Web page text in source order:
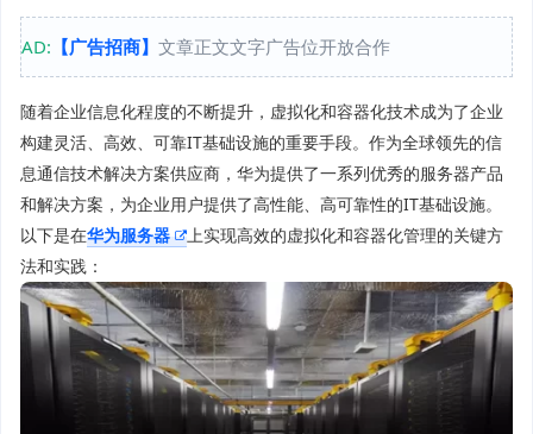
AD: 【广告招商】 文章正文文字广告位开放合作
随着企业信息化程度的不断提升，虚拟化和容器化技术成为了企业
构建灵活、高效、可靠IT基础设施的重要手段。作为全球领先的信
息通信技术解决方案供应商，华为提供了一系列优秀的服务器产品
和解决方案，为企业用户提供了高性能、高可靠性的IT基础设施。
以下是在华为服务器
上实现高效的虚拟化和容器化管理的关键方
法和实践：